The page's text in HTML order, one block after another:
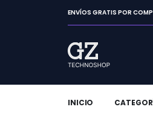
ENVÍOS GRATIS POR
INICIO